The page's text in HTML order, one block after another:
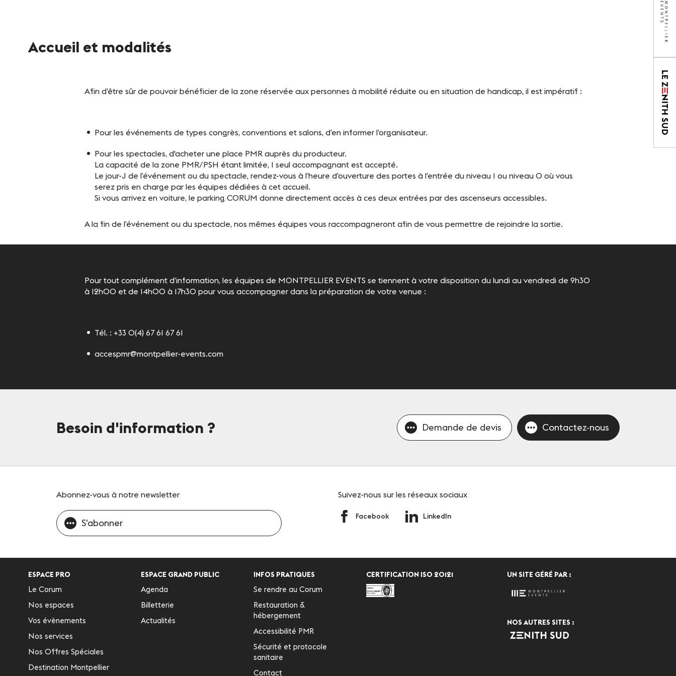
Le Club
Un site éco-responsable
Accueil et modalités
Afin d’être sûr de pouvoir bénéficier de la zone réservée aux personnes à mobilité réduite ou en situation de handicap, il est impératif :
Pour les événements de types congrès, conventions et salons, d’en informer l’organisateur.
Pour les spectacles, d'acheter une place PMR auprès du producteur.
La capacité de la zone PMR/PSH étant limitée, 1 seul accompagnant est accepté.
Le jour-J de l’événement ou du spectacle, rendez-vous à l’heure d’ouverture des portes à l’entrée du niveau 1 ou niveau 0 où vous
serez pris en charge par les équipes dédiées à cet accueil.
Si vous arrivez en voiture, le parking CORUM donne directement accès à ces deux entrées par des ascenseurs accessibles.
A la fin de l’événement ou du spectacle, nos mêmes équipes vous raccompagneront afin de vous permettre de rejoindre la sortie.
Pour tout complément d’information, les équipes de MONTPELLIER EVENTS se tiennent à votre disposition du lundi au vendredi de 9h30
à 12h00 et de 14h00 à 17h30 pour vous accompagner dans la préparation de votre venue :
Tél. : +33 0(4) 67 61 67 61
accespmr@montpellier-events.com
Besoin d'information ? Demande de devis Contactez-nous
Abonnez-vous à notre newsletter
S'abonner
Suivez-nous sur les réseaux sociaux
Facebook LinkedIn
ESPACE PRO
Le Corum
Nos espaces
Vos évènements
Nos services
Nos Offres Spéciales
Destination Montpellier
ESPACE GRAND PUBLIC
Agenda
Billetterie
Actualités
INFOS PRATIQUES
Se rendre au Corum
Restauration &
hébergement
Accessibilité PMR
Sécurité et protocole
sanitaire
Contact
CERTIFICATION ISO 20121 UN SITE GÉRÉ PAR :
NOS AUTRES SITES :